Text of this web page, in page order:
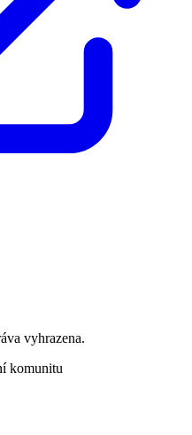
vyhrazena.
komunitu